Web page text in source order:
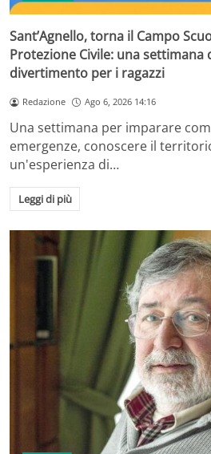
Sant’Agnello, torna il Campo
Protezione Civile: una settimana
divertimento per i ragazzi
Redazione Ago 6, 2026 14:16
Una settimana per imparare
emergenze, conoscere il
un'esperienza di…
Leggi di più